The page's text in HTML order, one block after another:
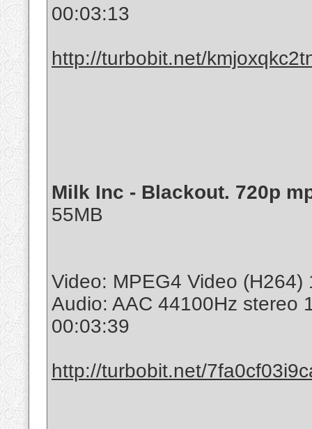
00:03:13
http://turbobit.net/
Milk Inc - Blackout. 720p
55MB
Video: MPEG4 Video
Audio: AAC 44100Hz stereo
00:03:39
http://turbobit.net/